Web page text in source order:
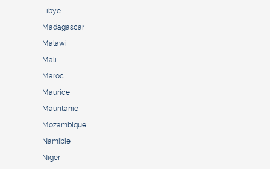
Libye
Madagascar
Malawi
Mali
Maroc
Maurice
Mauritanie
Mozambique
Namibie
Niger